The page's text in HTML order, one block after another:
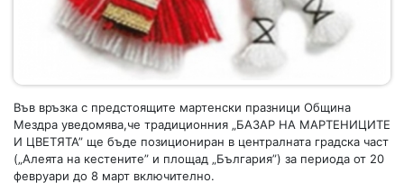
Във връзка с предстоящите мартенски празници Община
Мездра уведомява,че традиционния „БАЗАР НА МАРТЕНИЦИТЕ
И ЦВЕТЯТА” ще бъде позициониран в централната градска част
(„Алеята на кестените” и площад „България”) за периода от 20
февруари до 8 март включително.